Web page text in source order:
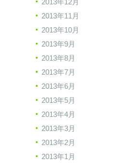
2013年11月
2013年10月
2013年9月
2013年8月
2013年7月
2013年6月
2013年5月
2013年4月
2013年3月
2013年2月
2013年1月